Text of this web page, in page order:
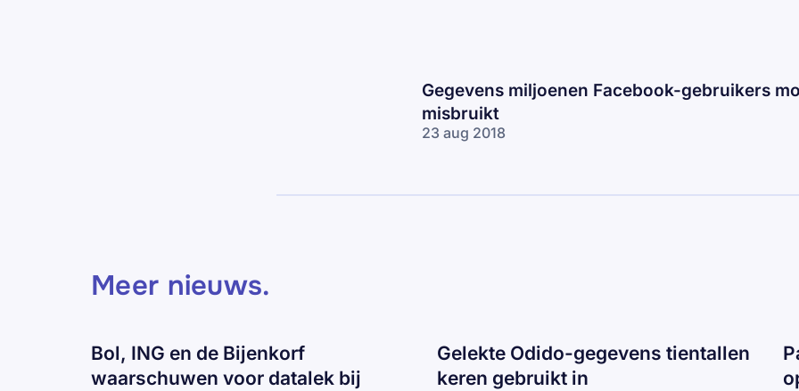
Gegevens miljoenen Facebook-gebruikers
misbruikt
23 aug 2018
Meer nieuws.
Bol, ING en de Bijenkorf
waarschuwen voor datalek bij
Gelekte Odido-gegevens tientallen
keren gebruikt in